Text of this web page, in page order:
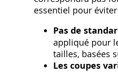
essentiel pour
Pas de
appliqué pour
tailles‚ basées
Les coupes